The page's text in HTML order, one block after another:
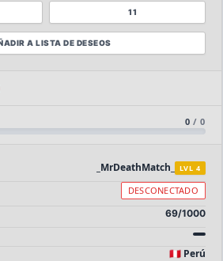
11
A LISTA DE DESEOS
0 /0
_MrDeathMatch_ LVL 4
DESCONECTADO
69/1000
🇵🇪 Perú